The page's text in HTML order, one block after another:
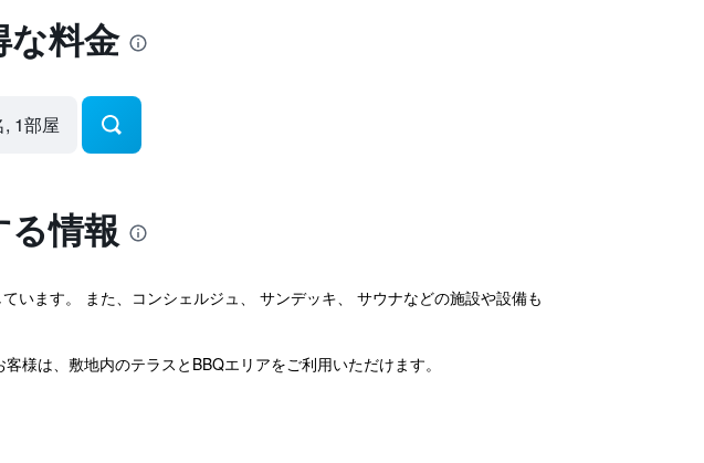
料金
1​部屋
情報
ます。 また、コンシェルジュ、 サンデッキ、 サウナなどの施設や設備も
様は、敷地内のテラスとBBQエリアをご利用いただけます。